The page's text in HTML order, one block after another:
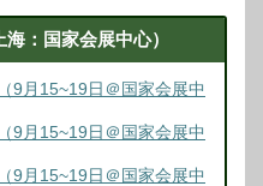
：国家会展中心）
9月15~19日＠国家会展中
9月15~19日＠国家会展中
9月15~19日＠国家会展中